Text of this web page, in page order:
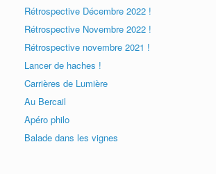
Rétrospective Décembre 2022 !
Rétrospective Novembre 2022 !
Rétrospective novembre 2021 !
Lancer de haches !
Carrières de Lumière
Au Bercail
Apéro philo
Balade dans les vignes